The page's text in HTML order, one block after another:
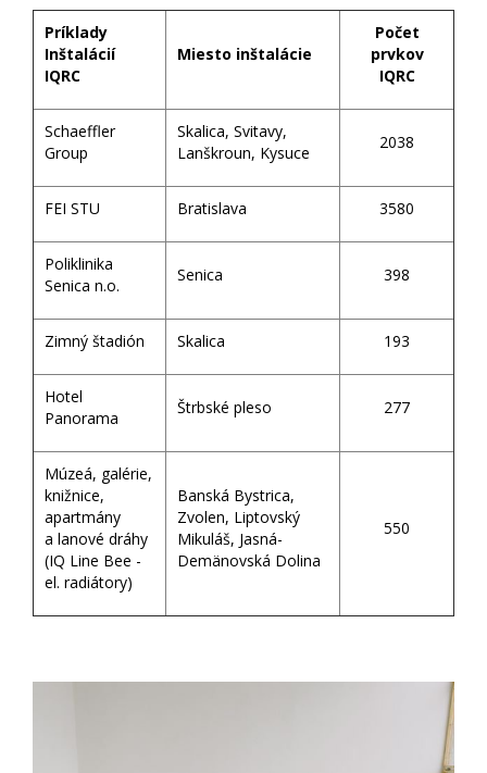
Príklady
Inštalácií
IQRC
Miesto inštalácie
Počet
prvkov
IQRC
Schaeffler
Group
Skalica, Svitavy,
Lanškroun, Kysuce
2038
FEI STU Bratislava 3580
Poliklinika
Senica n.o.
Senica 398
Zimný štadión Skalica 193
Hotel
Panorama
Štrbské pleso 277
Múzeá, galérie,
knižnice,
apartmány
a lanové dráhy
(IQ Line Bee -
el. radiátory)
Banská Bystrica,
Zvolen, Liptovský
Mikuláš, Jasná-
Demänovská Dolina
550